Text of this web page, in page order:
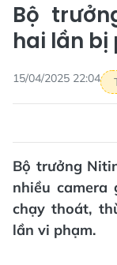
Bộ
hai lần
15/04/2025 22:04
Bộ trưởng
nhiều
chạy thoát,
lần vi phạm.